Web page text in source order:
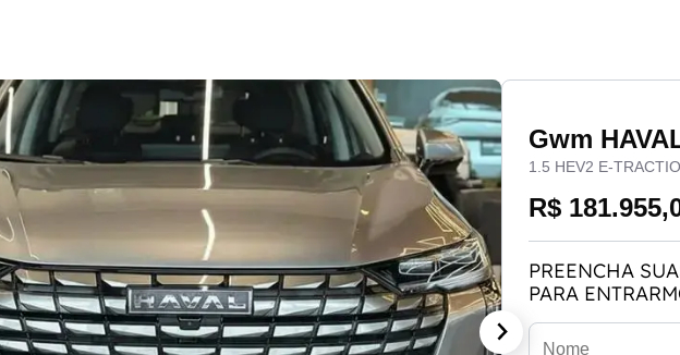
Gwm
1.5 HEV2 E-
R$
PREENCHA
PARA